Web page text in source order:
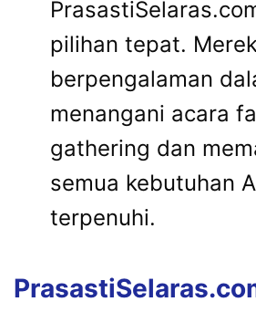
pilihan tepat.
berpengalaman
menangani acara
gathering dan
semua kebutuhan
terpenuhi.